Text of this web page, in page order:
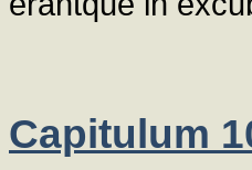
Capitulum